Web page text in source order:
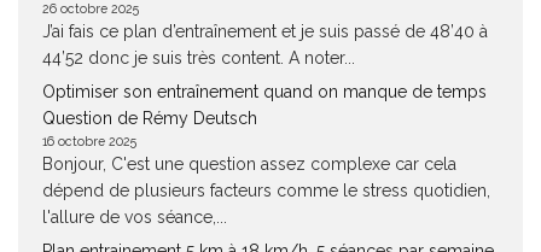
26 octobre 2025
J’ai fais ce plan d’entraînement et je suis passé de 48’40 à
44’52 donc je suis très content. A noter...
Optimiser son entraînement quand on manque de temps
Question de Rémy Deutsch
16 octobre 2025
Bonjour, C'est une question assez complexe car cela
dépend de plusieurs facteurs comme le stress quotidien,
l'allure de vos séance,...